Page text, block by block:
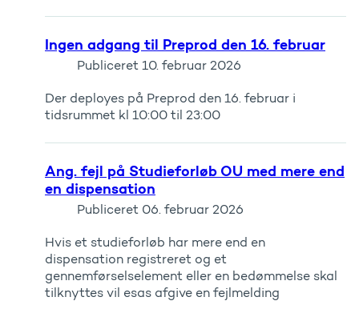
Ingen adgang til Preprod den 16. februar
Publiceret 10. februar 2026
Der deployes på Preprod den 16. februar i
tidsrummet kl 10:00 til 23:00
Ang. fejl på Studieforløb OU med mere end
en dispensation
Publiceret 06. februar 2026
Hvis et studieforløb har mere end en
dispensation registreret og et
gennemførselselement eller en bedømmelse skal
tilknyttes vil esas afgive en fejlmelding